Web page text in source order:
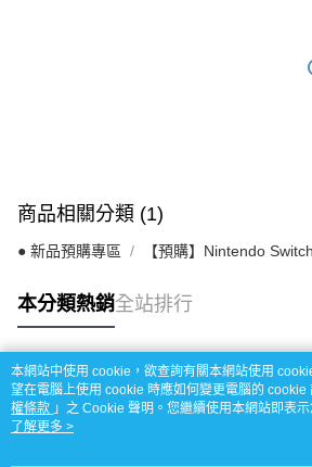
商品相關分類 (1)
● 新品預購專區 【預購】Nintendo Switch
本分類熱銷全站排行
熱門標籤
本網站中使用 cookie，欲查詢有關本網站使用
望在電腦上使用 cookie 時應如何變更電腦的 cookie
權條款 」之 Cookie 聲明。您繼續使用本網站即表
用條款之 Cookie 聲明使用 cookie。
了解更多 >